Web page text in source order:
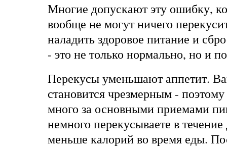
Многие допускают эту ошибку,
вообще не могут ничего
наладить здоровое питание и
- это не только нормально, но и
Перекусы уменьшают аппетит.
становится чрезмерным -
много за основными приемами
немного перекусываете в
меньше калорий во время еды.